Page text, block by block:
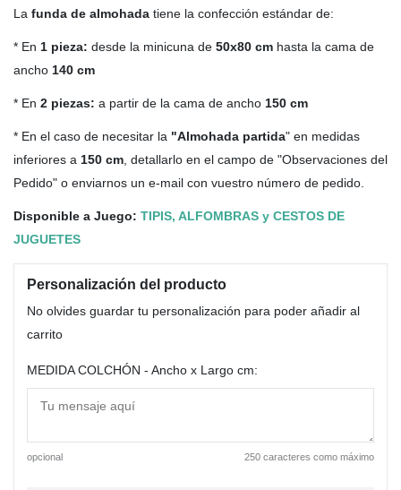
La funda de almohada tiene la confección estándar de:
* En 1 pieza: desde la minicuna de 50x80 cm hasta la cama de
ancho 140 cm
* En 2 piezas: a partir de la cama de ancho 150 cm
* En el caso de necesitar la "Almohada partida" en medidas
inferiores a 150 cm , detallarlo en el campo de "Observaciones del
Pedido" o enviarnos un e-mail con vuestro número de pedido.
Disponible a Juego: TIPIS, ALFOMBRAS y CESTOS DE
JUGUETES
Personalización del producto
No olvides guardar tu personalización para poder añadir al
carrito
MEDIDA COLCHÓN - Ancho x Largo cm:
opcional 250 caracteres como máximo